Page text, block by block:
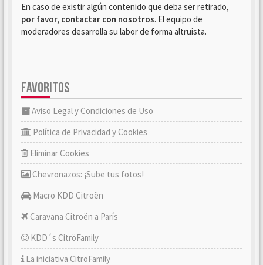
En caso de existir algún contenido que deba ser retirado,
por favor, contactar con nosotros. El equipo de
moderadores desarrolla su labor de forma altruista.
FAVORITOS
Aviso Legal y Condiciones de Uso
Política de Privacidad y Cookies
Eliminar Cookies
Chevronazos: ¡Sube tus fotos!
Macro KDD Citroën
Caravana Citroën a París
KDD´s CitröFamily
La iniciativa CitröFamily